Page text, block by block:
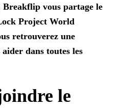
Breakflip vous partage le
Project World
retrouverez une
dans toutes les
le